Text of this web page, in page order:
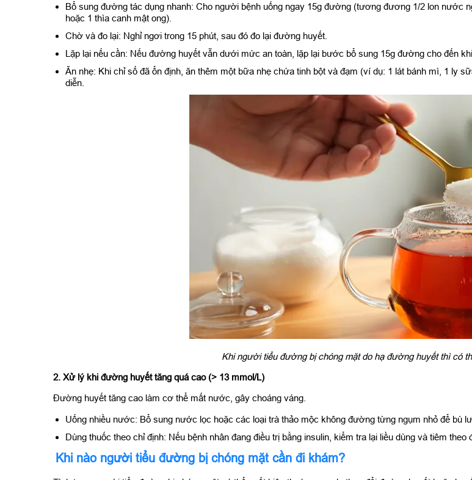
Bổ sung đường tác dụng nhanh: Cho người bệnh uống ngay 15g đường (tương đương 1/2 lon nước
hoặc 1 thìa canh mật ong).
Chờ và đo lại: Nghỉ ngơi trong 15 phút, sau đó đo lại đường huyết.
Lặp lại nếu cần: Nếu đường huyết vẫn dưới mức an toàn, lặp lại bước bổ sung 15g đường cho đến
Ăn nhẹ: Khi chỉ số đã ổn định, ăn thêm một bữa nhẹ chứa tinh bột và đạm (ví dụ: 1 lát bánh mì, 1 ly
diễn.
Khi người tiểu đường bị chóng mặt do hạ đường huyết thì có
2. Xử lý khi đường huyết tăng quá cao (> 13 mmol/L)
Đường huyết tăng cao làm cơ thể mất nước, gây choáng váng.
Uống nhiều nước: Bổ sung nước lọc hoặc các loại trà thảo mộc không đường từng ngụm nhỏ để bù
Dùng thuốc theo chỉ định: Nếu bệnh nhân đang điều trị bằng insulin, kiểm tra lại liều dùng và tiêm theo
Khi nào người tiểu đường bị chóng mặt cần đi khám?